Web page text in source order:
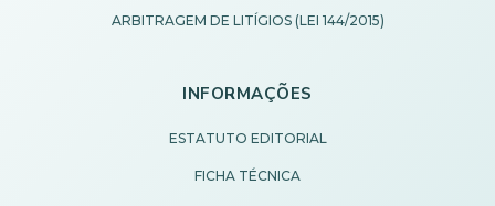
ARBITRAGEM DE LITÍGIOS (LEI 144/2015)
INFORMAÇÕES
ESTATUTO EDITORIAL
FICHA TÉCNICA